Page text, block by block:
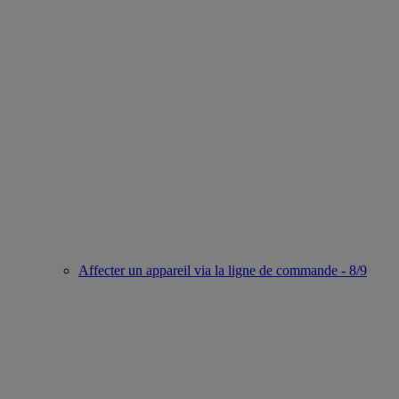
Affecter un appareil via la ligne de commande - 8/9